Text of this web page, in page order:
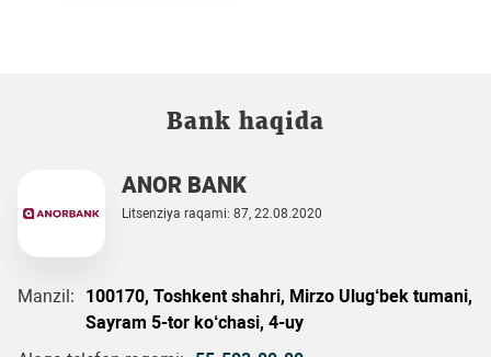
Bank haqida
ANOR BANK
Litsenziya raqami: 87, 22.08.2020
Manzil:
100170, Toshkent shahri, Mirzo Ulug‘bek tumani,
Sayram 5-tor ko‘chasi, 4-uy